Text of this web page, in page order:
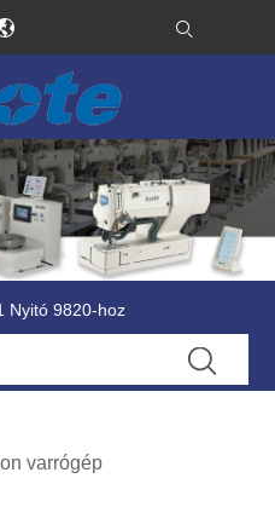
Nyitó 9820-hoz
varrógép